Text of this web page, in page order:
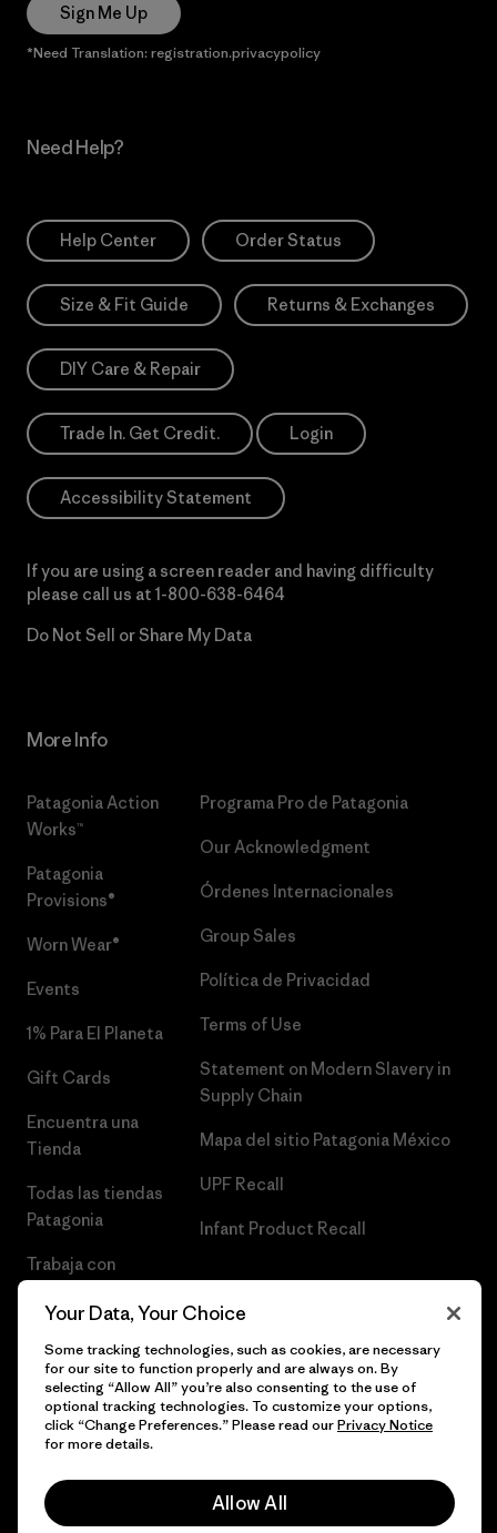
Sign Me Up
*Need Translation: registration.privacypolicy
Need Help?
Help Center Order Status
Size & Fit Guide Returns & Exchanges
DIY Care & Repair
Trade In. Get Credit. Login
Accessibility Statement
If you are using a screen reader and having difficulty
please call us at 1-800-638-6464
Do Not Sell or Share My Data
More Info
Patagonia Action
Works™
Patagonia
Provisions®
Worn Wear®
Events
1% Para El Planeta
Gift Cards
Encuentra una
Tienda
Todas las tiendas
Patagonia
Trabaja con
Programa Pro de Patagonia
Our Acknowledgment
Órdenes Internacionales
Group Sales
Política de Privacidad
Terms of Use
Statement on Modern Slavery in
Supply Chain
Mapa del sitio Patagonia México
UPF Recall
Infant Product Recall
© 2026 Patagonia, Inc. Todos los derechos reservados.
Your Data, Your Choice
Some tracking technologies, such as cookies, are necessary
for our site to function properly and are always on. By
selecting “Allow All” you’re also consenting to the use of
optional tracking technologies. To customize your options,
click “Change Preferences.” Please read ourPrivacy Notice
for more details.
Allow All